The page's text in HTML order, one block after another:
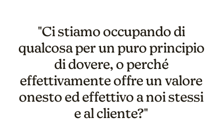
"Ci stiamo occupando di
qualcosa per un puro principio
di dovere, o perché
effettivamente offre un valore
onesto ed effettivo a noi stessi
e al cliente?"